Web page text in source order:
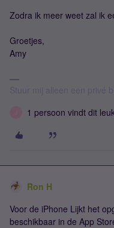
Zodra ik meer weet zal ik
Groetjes,
Amy
1 persoon vindt dit
Ron H
Voor de iPhone Lijkt het
beschikbaar in de App